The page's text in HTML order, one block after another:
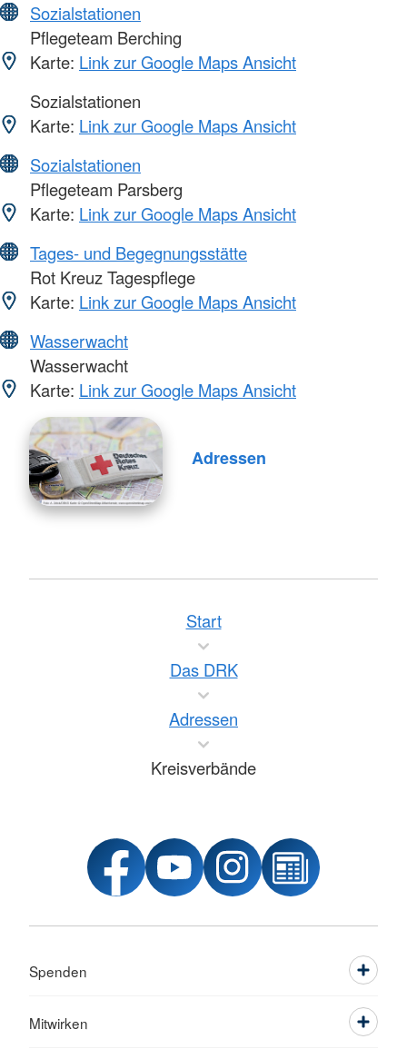
Sozialstationen
Pflegeteam Berching
Karte: Link zur Google Maps Ansicht
Sozialstationen
Karte: Link zur Google Maps Ansicht
Sozialstationen
Pflegeteam Parsberg
Karte: Link zur Google Maps Ansicht
Tages- und Begegnungsstätte
Rot Kreuz Tagespflege
Karte: Link zur Google Maps Ansicht
Wasserwacht
Wasserwacht
Karte: Link zur Google Maps Ansicht
Adressen
Start
Das DRK
Adressen
Kreisverbände
Spenden
Mitwirken